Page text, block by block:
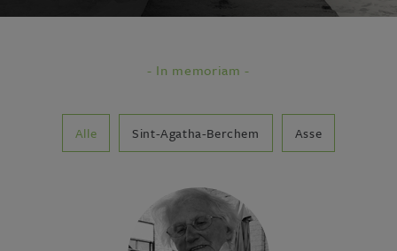
- In memoriam -
Alle Sint-Agatha-Berchem Asse